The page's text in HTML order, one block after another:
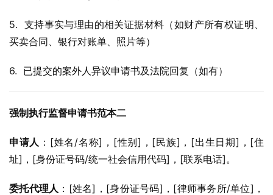
5.  支持事实与理由的相关证据材料（如财产所有权证明、
买卖合同、银行对账单、照片等）
6.  已提交的案外人异议申请书及法院回复（如有）
强制执行监督申请书范本二
申请人 ：[姓名/名称]，[性别]，[民族]，[出生日期]，[住
址]，[身份证号码/统一社会信用代码]，[联系电话]。
委托代理人 ：[姓名]，[身份证号码]，[律师事务所/单位]，